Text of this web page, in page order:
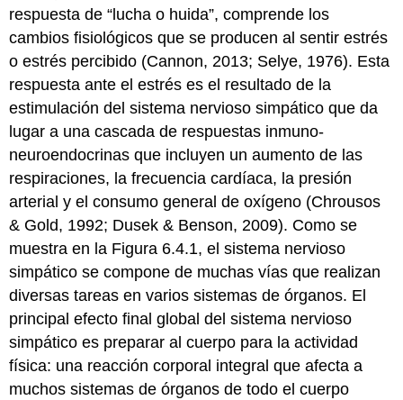
respuesta de “lucha o huida”, comprende los
cambios fisiológicos que se producen al sentir estrés
o estrés percibido (Cannon, 2013; Selye, 1976). Esta
respuesta ante el estrés es el resultado de la
estimulación del sistema nervioso simpático que da
lugar a una cascada de respuestas inmuno-
neuroendocrinas que incluyen un aumento de las
respiraciones, la frecuencia cardíaca, la presión
arterial y el consumo general de oxígeno (Chrousos
& Gold, 1992; Dusek & Benson, 2009). Como se
muestra en la Figura 6.4.1, el sistema nervioso
simpático se compone de muchas vías que realizan
diversas tareas en varios sistemas de órganos. El
principal efecto final global del sistema nervioso
simpático es preparar al cuerpo para la actividad
física: una reacción corporal integral que afecta a
muchos sistemas de órganos de todo el cuerpo